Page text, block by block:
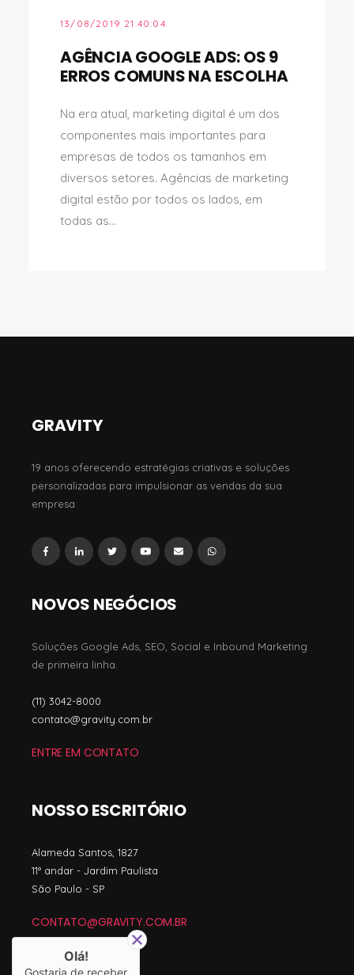
13/08/2019 21:40:04
AGÊNCIA GOOGLE ADS: OS 9
ERROS COMUNS NA ESCOLHA
Na era atual, marketing digital é um dos
componentes mais importantes para
empresas de todos os tamanhos em
diversos setores. Agências de marketing
digital estão por todos os lados, em
todas as...
GRAVITY
19 anos oferecendo estratégias criativas e soluções
personalizadas para impulsionar as vendas da sua
empresa
NOVOS NEGÓCIOS
Soluções Google Ads, SEO, Social e Inbound Marketing
de primeira linha.
(11) 3042-8000
contato@gravity.com.br
ENTRE EM CONTATO
NOSSO ESCRITÓRIO
Alameda Santos, 1827
11º andar - Jardim Paulista
São Paulo - SP
CONTATO@GRAVITY.COM.BR
(11) 3042-8000
Olá!
Gostaria de receber